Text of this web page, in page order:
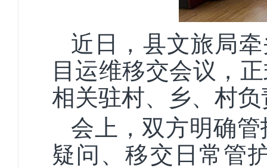
近日，县文旅局
目运维移交会议，
相关驻村、乡、村
会上，双方明确
疑问、移交日常管